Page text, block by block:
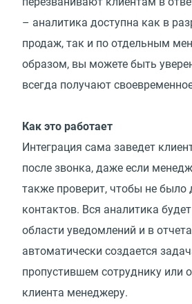
– аналитика доступна как в
продаж, так и по отдельным
образом, вы можете быть
всегда получают
Как это работает
Интеграция сама заведет
после звонка, даже если
также проверит, чтобы не
контактов. Вся аналитика
области уведомлений и в
автоматически создается
пропустившем сотруднику или
клиента менеджеру.